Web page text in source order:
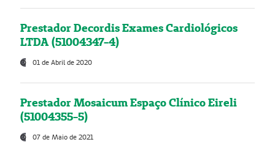
Prestador Decordis Exames Cardiológicos
LTDA (51004347-4)
01 de Abril de 2020
Prestador Mosaicum Espaço Clínico Eireli
(51004355-5)
07 de Maio de 2021